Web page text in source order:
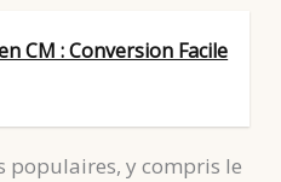
CM : Conversion Facile
populaires, y compris le